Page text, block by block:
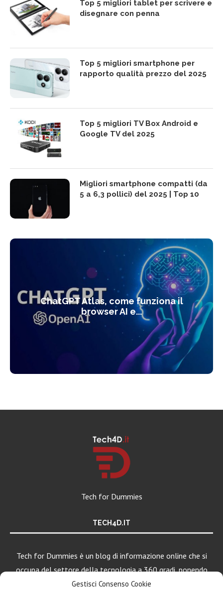
Gestisci Consenso Cookie
Top 5 migliori tablet per scrivere e
disegnare con penna
Top 5 migliori smartphone per
rapporto qualità prezzo del 2025
Top 5 migliori TV Box Android e
Google TV del 2025
Migliori smartphone compatti (da
5 a 6,3 pollici) del 2025 | Top 10
ChatGPT Atlas, come funziona il
browser AI e...
Tech for Dummies
TECH4D.IT
Tech for Dummies è un blog di informazione online che si
occupa del settore della tecnologia a 360 gradi, ponendo
una particolare attenzione al mondo Android, Apple e